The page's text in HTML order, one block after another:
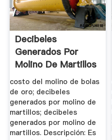
Decibeles
Generados Por
Molino De Martillos
costo del molino de bolas
de oro; decibeles
generados por molino de
martillos; decibeles
generados por molino de
martillos. Descripción: Es